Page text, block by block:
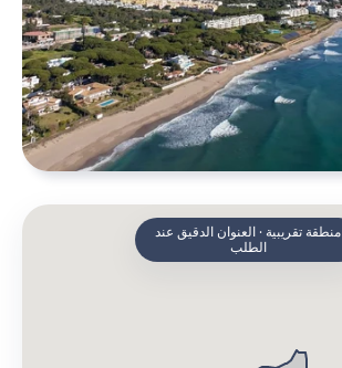
منطقة تقريبية · العنوان الدقيق عند
الطلب